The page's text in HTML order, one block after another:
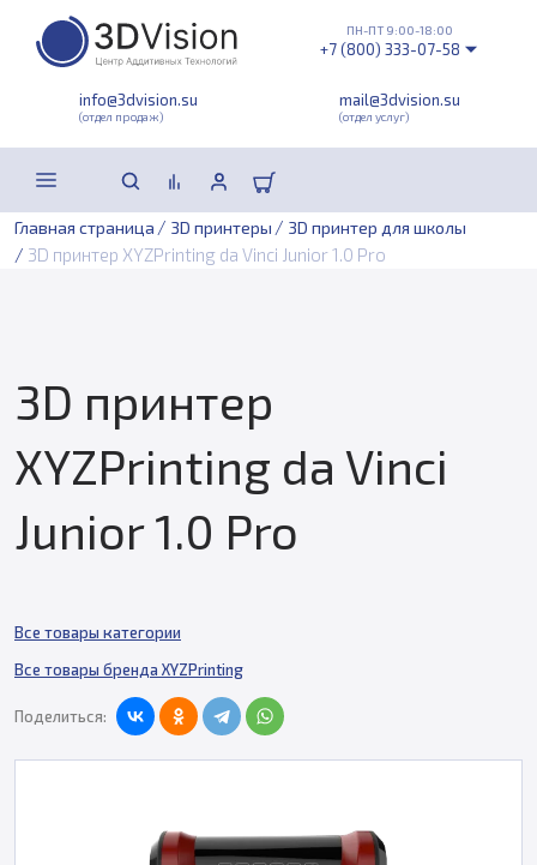
info@3dvision.su
(отдел продаж)
mail@3dvision.su
(отдел услуг)
ПН-ПТ 9:00-18:00
+7 (800) 333-07-58
Главная страница / 3D принтеры / 3D принтер для школы
/ 3D принтер XYZPrinting da Vinci Junior 1.0 Pro
3D принтер
XYZPrinting da Vinci
Junior 1.0 Pro
Все товары категории
Все товары бренда XYZPrinting
Поделиться: